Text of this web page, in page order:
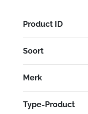
en
warm lijf heeft
temperatuur wat
Daarom raden wij
draagbare
product,
Product ID
Soort
Merk
Type-Product